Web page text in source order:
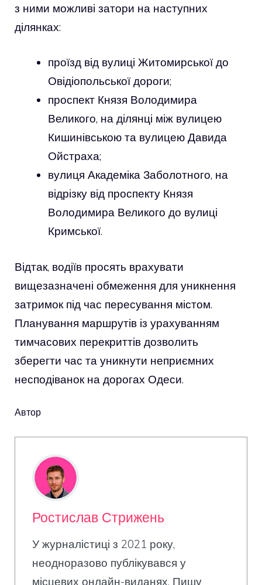
з ними можливі затори на наступних
ділянках:
проїзд від вулиці Житомирської до
Овідіопольської дороги;
проспект Князя Володимира
Великого, на ділянці між вулицею
Кишинівською та вулицею Давида
Ойстраха;
вулиця Академіка Заболотного, на
відрізку від проспекту Князя
Володимира Великого до вулиці
Кримської.
Відтак, водіїв просять врахувати
вищезазначені обмеження для уникнення
затримок під час пересування містом.
Планування маршрутів із урахуванням
тимчасових перекриттів дозволить
зберегти час та уникнути неприємних
несподіванок на дорогах Одеси.
Автор
Ростислав Стрижень
У журналістиці з 2021 року,
неодноразово публікувався у
місцевих онлайн-виданях. Пишу